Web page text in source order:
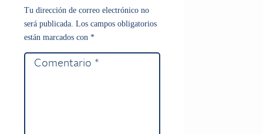
Tu dirección de correo electrónico no
será publicada. Los campos obligatorios
están marcados con *